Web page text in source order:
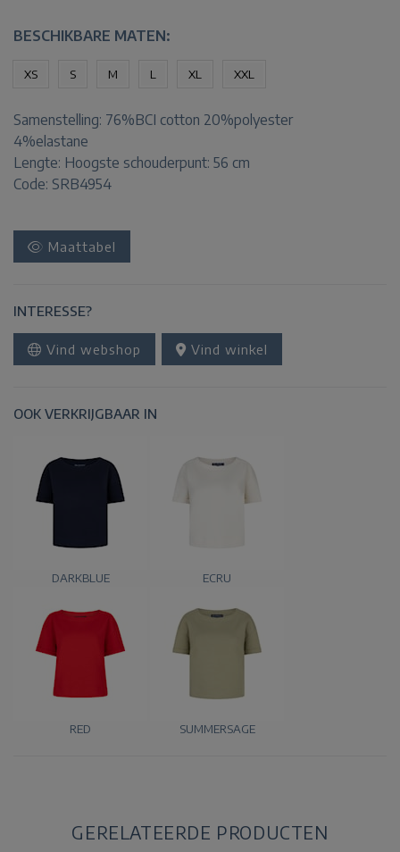
BESCHIKBARE MATEN:
XS S M L XL XXL
Samenstelling: 76%BCI cotton 20%polyester
4%elastane
Lengte: Hoogste schouderpunt: 56 cm
Code: SRB4954
Maattabel
INTERESSE?
Vind webshop Vind winkel
OOK VERKRIJGBAAR IN
DARKBLUE ECRU
RED SUMMERSAGE
GERELATEERDE PRODUCTEN